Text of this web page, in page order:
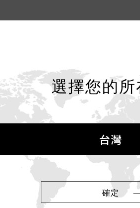
日常 」介紹了iroha系列商品
合作的消息
選擇您的
台灣
確定